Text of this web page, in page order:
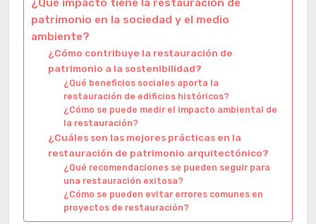
¿Qué impacto tiene la restauración de
patrimonio en la sociedad y el medio
ambiente?
¿Cómo contribuye la restauración de
patrimonio a la sostenibilidad?
¿Qué beneficios sociales aporta la
restauración de edificios históricos?
¿Cómo se puede medir el impacto ambiental de
la restauración?
¿Cuáles son las mejores prácticas en la
restauración de patrimonio arquitectónico?
¿Qué recomendaciones se pueden seguir para
una restauración exitosa?
¿Cómo se pueden evitar errores comunes en
proyectos de restauración?